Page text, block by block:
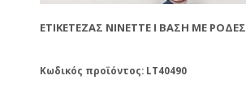
ΕΤΙΚΕΤΈΖΑΣ NINETTE I ΒΆΣΗ ΜΕ ΡΌΔΕΣ
Κωδικός προϊόντος: LT40490